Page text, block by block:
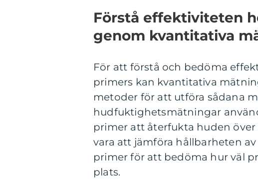
Förstå effektiviteten
genom kvantitativa
För att förstå och bedöma
primers kan kvantitativa
metoder för att utföra sådana
hudfuktighetsmätningar
primer att återfukta huden
vara att jämföra hållbarheten
primer för att bedöma hur väl
plats.